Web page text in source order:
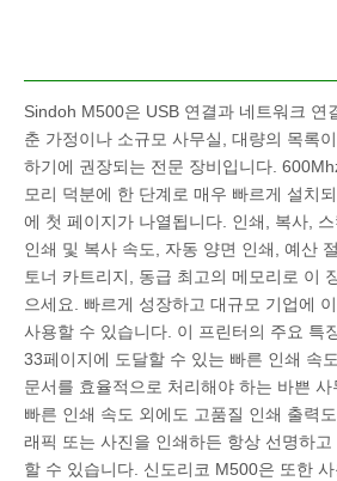
Sindoh M500은 USB 연결과 네트워크 연
춘 가정이나 소규모 사무실, 대량의 목록
하기에 권장되는 전문 장비입니다.
모리 덕분에 한 단계로 매우 빠르게 설치
에 첫 페이지가 나열됩니다. 인쇄, 복사,
인쇄 및 복사 속도, 자동 양면 인쇄, 예산
토너 카트리지, 동급 최고의 메모리로 이
으세요. 빠르게 성장하고 대규모 기업에
사용할 수 있습니다. 이 프린터의 주요 특
33페이지에 도달할 수 있는 빠른 인쇄 속
문서를 효율적으로 처리해야 하는 바쁜 사
빠른 인쇄 속도 외에도 고품질 인쇄 출력
래픽 또는 사진을 인쇄하든 항상 선명하
할 수 있습니다. 신도리코 M500은 또한